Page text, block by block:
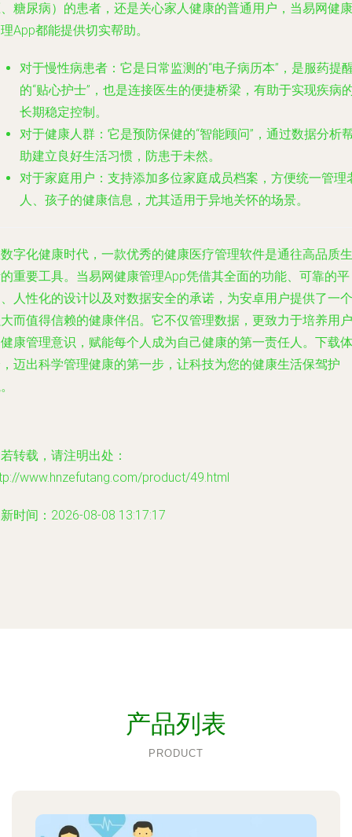
糖尿病）的患者，还是关心家人健康的普通用户，当易网健康
App都能提供切实帮助。
对于慢性病患者 ：它是日常监测的“电子病历本”，是服药提
的“贴心护士”，也是连接医生的便捷桥梁，有助于实现疾病
长期稳定控制。
对于健康人群 ：它是预防保健的“智能顾问”，通过数据分析
助建立良好生活习惯，防患于未然。
对于家庭用户 ：支持添加多位家庭成员档案，方便统一管理
人、孩子的健康信息，尤其适用于异地关怀的场景。
字化健康时代，一款优秀的健康医疗管理软件是通往高品质生
重要工具。当易网健康管理App凭借其全面的功能、可靠的平
人性化的设计以及对数据安全的承诺，为安卓用户提供了一个
而值得信赖的健康伴侣。它不仅管理数据，更致力于培养用户
康管理意识，赋能每个人成为自己健康的第一责任人。下载体
迈出科学管理健康的第一步，让科技为您的健康生活保驾护
转载，请注明出处：
www.hnzefutang.com/product/49.html
时间：2026-08-08 13:17:17
产品列表
PRODUCT